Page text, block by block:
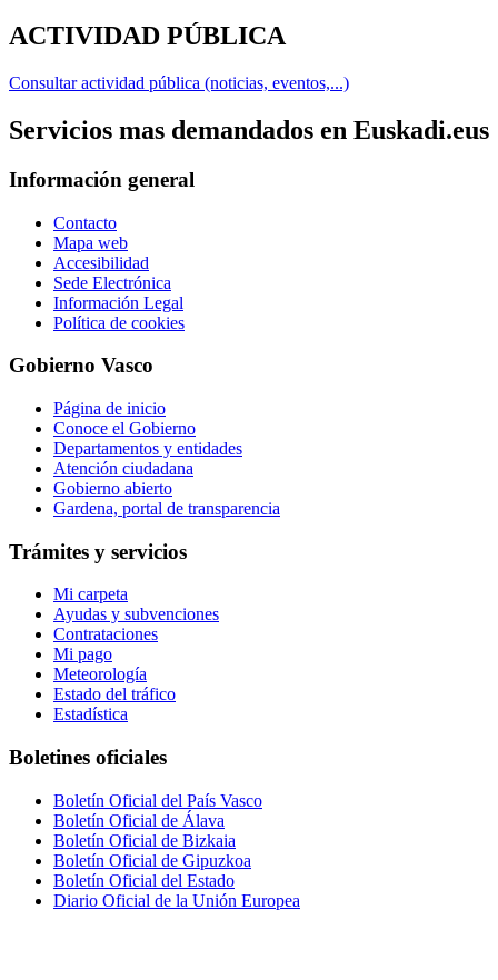
ACTIVIDAD PÚBLICA
Consultar actividad pública (noticias, eventos,...)
Servicios mas demandados en Euskadi.eus
Información general
Contacto
Mapa web
Accesibilidad
Sede Electrónica
Información Legal
Política de cookies
Gobierno Vasco
Página de inicio
Conoce el Gobierno
Departamentos y entidades
Atención ciudadana
Gobierno abierto
Gardena, portal de transparencia
Trámites y servicios
Mi carpeta
Ayudas y subvenciones
Contrataciones
Mi pago
Meteorología
Estado del tráfico
Estadística
Boletines oficiales
Boletín Oficial del País Vasco
Boletín Oficial de Álava
Boletín Oficial de Bizkaia
Boletín Oficial de Gipuzkoa
Boletín Oficial del Estado
Diario Oficial de la Unión Europea